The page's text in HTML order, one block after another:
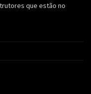
que estão no